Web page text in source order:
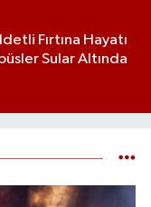
Fırtına Hayatı
Sular Altında